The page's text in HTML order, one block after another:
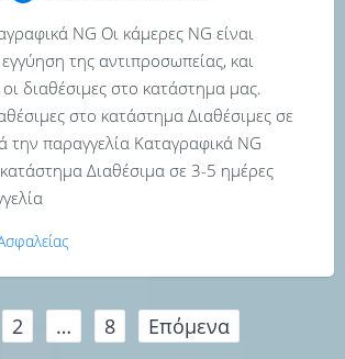
NG Οι κάμερες NG είναι
εγγύηση της αντιπροσωπείας, και
διαθέσιμες στο κατάστημα μας.
στο κατάστημα Διαθέσιμες σε
την παραγγελία Καταγραφικά NG
Διαθέσιμα σε 3-5 ημέρες
2 … 8 Επόμενα